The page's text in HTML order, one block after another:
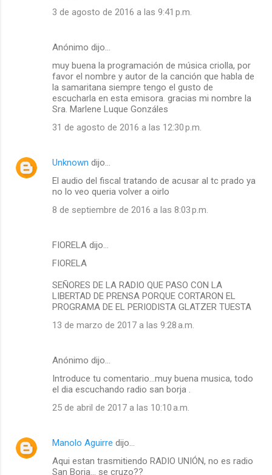
3 de agosto de 2016 a las 9:41 p.m.
Anónimo dijo…
muy buena la programación de música criolla, por
favor el nombre y autor de la canción que habla de
la samaritana siempre tengo el gusto de
escucharla en esta emisora. gracias mi nombre la
Sra. Marlene Luque Gonzáles
31 de agosto de 2016 a las 12:30 p.m.
Unknown dijo…
El audio del fiscal tratando de acusar al tc prado ya
no lo veo queria volver a oirlo
8 de septiembre de 2016 a las 8:03 p.m.
FIORELA dijo…
FIORELA
SEÑORES DE LA RADIO QUE PASO CON LA
LIBERTAD DE PRENSA PORQUE CORTARON EL
PROGRAMA DE EL PERIODISTA GLATZER TUESTA
13 de marzo de 2017 a las 9:28 a.m.
Anónimo dijo…
Introduce tu comentario...muy buena musica, todo
el dia escuchando radio san borja .
25 de abril de 2017 a las 10:10 a.m.
Manolo Aguirre dijo…
Aqui estan trasmitiendo RADIO UNIÓN, no es radio
San Borja... se cruzo??